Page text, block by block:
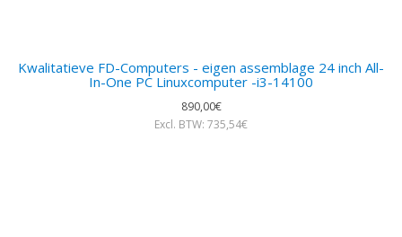
Kwalitatieve FD-Computers - eigen assemblage 24 inch All-
In-One PC Linuxcomputer -i3-14100
890,00€
Excl. BTW: 735,54€